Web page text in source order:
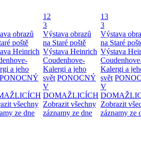
obrazů
poště
Heinrich
a jeho
PONOCNÝ
všechny
ze dne
12
3
Výstava obrazů
na Staré poště
Výstava Heinrich
Coudenhove-
Kalergi a jeho
svět PONOCNÝ
V
DOMAŽLICÍCH
Zobrazit všechny
záznamy ze dne
13
3
Výstava
na Staré
Výstava
Kalergi a
svět
V
Zobrazit
záznamy ze